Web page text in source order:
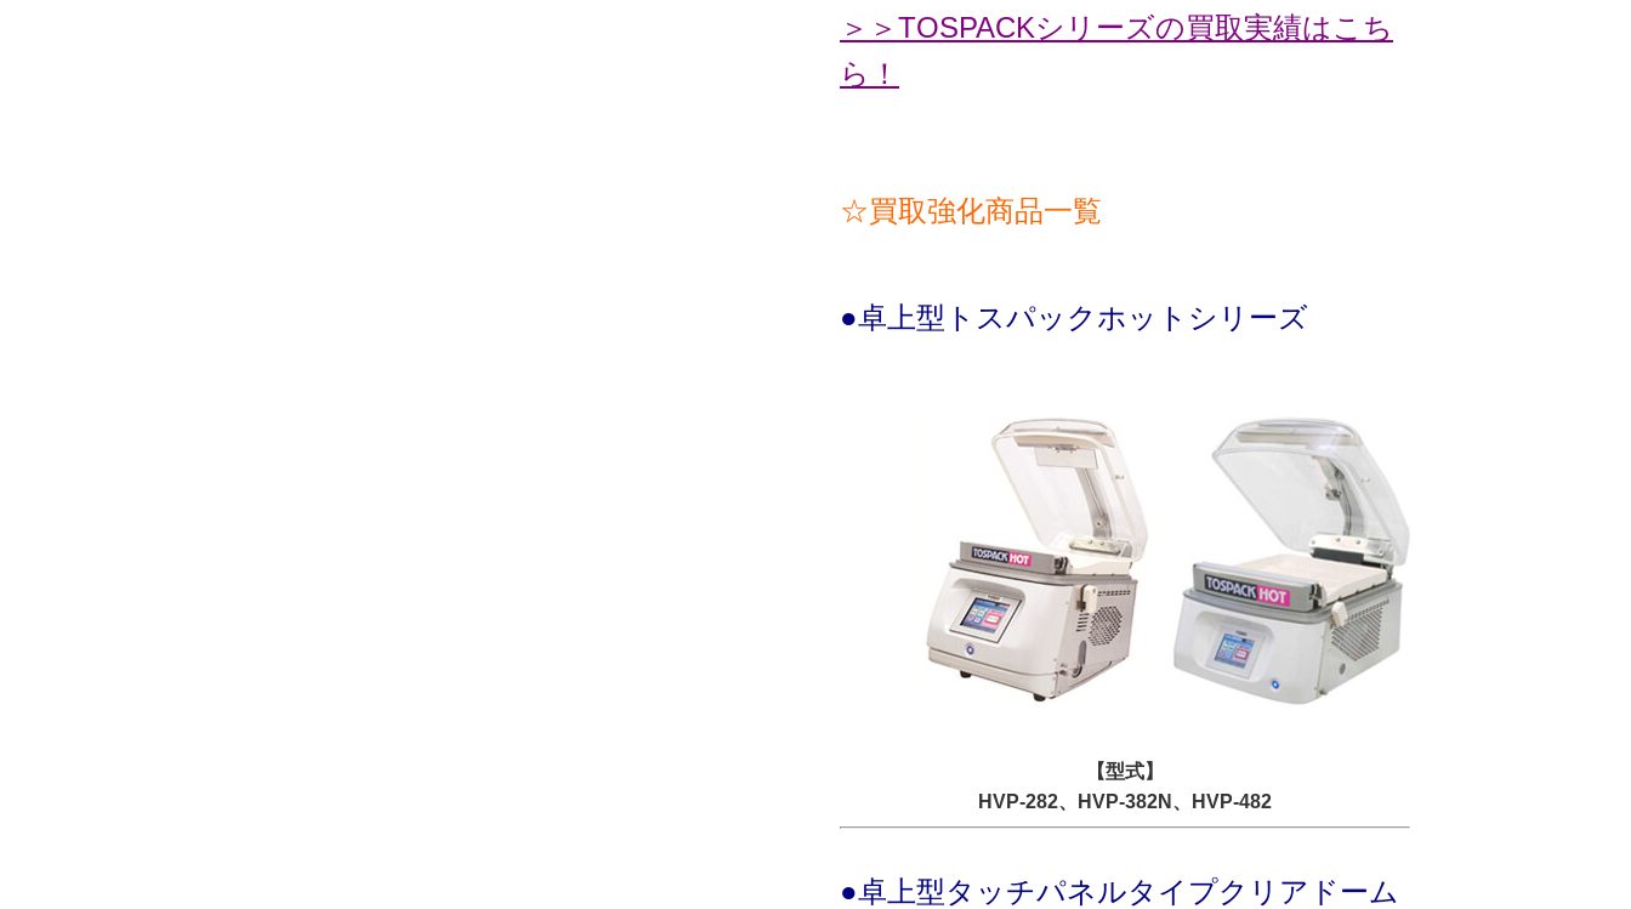
＞＞TOSPACKシリーズの買取実績はこち
ら！
☆買取強化商品一覧
●卓上型トスパックホットシリーズ
【型式】
HVP-282、HVP-382N、HVP-482
●卓上型タッチパネルタイプクリアドーム